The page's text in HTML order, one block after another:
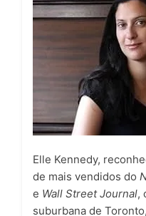
Elle Kennedy,
de mais vendidos do
e Wall Street Journal,
suburbana de